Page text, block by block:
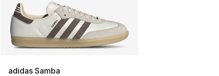
adidas Samba